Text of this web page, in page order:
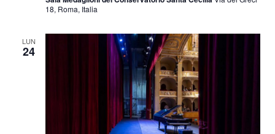
18, Roma, Italia
LUN
24